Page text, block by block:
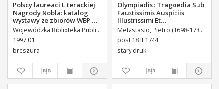
Polscy laureaci Literackiej
Nagrody Nobla: katalog
wystawy ze zbiorów WBP w
Kielcach
Wojewódzka Biblioteka Publiczna (Kielce). Dział Informacyjno-Bibliograficzny.
1997.01
broszura
Olympiadis : Tragoedia Sub
Faustissimis Auspiciis
Illustrissimi Et
Eccellentissimi Comitis De
Brühl Liberi Baronis de
Forste & de Pfoerthen [...]
Metastasio, Pietro (1698-1782)
post 18 II 1744
stary druk